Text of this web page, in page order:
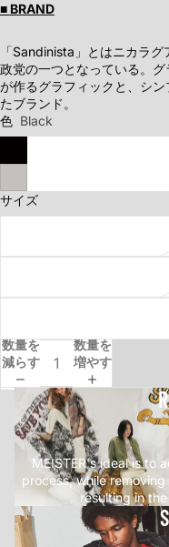
■ BRAND
「Sandinista」とはニカラ
政党の一つとなっている。
が作るグラフィックと、シ
たブランド。
色 Black
サイズ
数量を
減らす
数量を
増やす
MEISTER's ideal is to
process, while
resulting in